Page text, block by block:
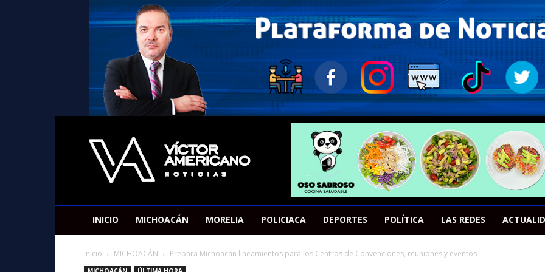
Americano
Victor
INICIO MICHOACÁN MORELIA POLICIACA DEPORTES POLÍTICA LAS REDES
Inicio MICHOACÁN Prepara Michoacán lineamientos para los Centros de Convenciones, reuniones y eventos